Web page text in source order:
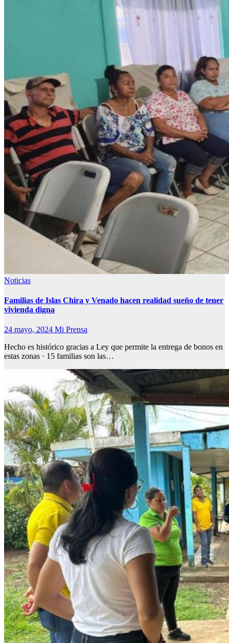
Noticias
Familias de Islas Chira y Venado hacen realidad sueño de tener
vivienda digna
24 mayo, 2024 Mi Prensa
Hecho es histórico gracias a Ley que permite la entrega de bonos en
estas zonas · 15 familias son las…